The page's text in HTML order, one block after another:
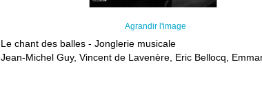
Agrandir l'image
Le chant des balles - Jonglerie musicale
Jean-Michel Guy, Vincent de Lavenère, Eric Bellocq,